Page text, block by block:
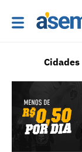
Cidades